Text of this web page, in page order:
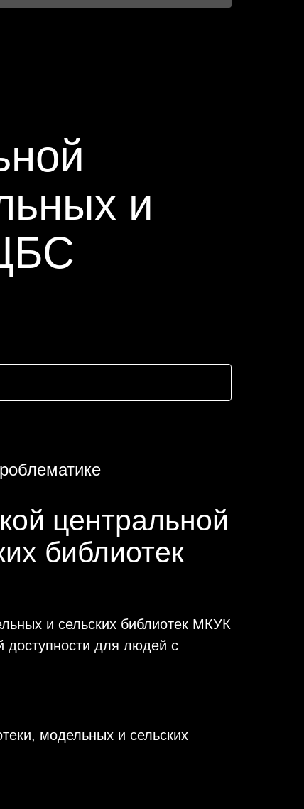
и
центральной
библиотек
и сельских библиотек МКУК
доступности для людей с
модельных и сельских